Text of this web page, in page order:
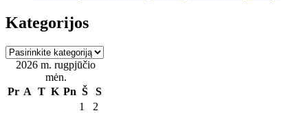
Kategorijos
Kategorijos
2026 m. rugpjūčio
mėn.
Pr A T K Pn Š
S
1
2